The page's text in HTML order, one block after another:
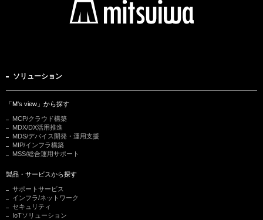
ソリューション
「M's view」から探す
MCP/クラウド構築
MDX/DX活用推進
MDS/デバイス開発・運用支援
MIP/インフラ構築
MSS/総合運用サポート
製品・サービスから探す
サポートサービス
インフラ/ネットワーク
セキュリティ
IoTソリューション